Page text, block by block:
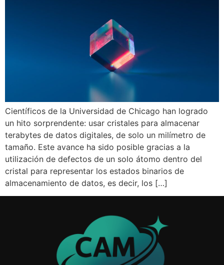
Científicos de la Universidad de Chicago han logrado
un hito sorprendente: usar cristales para almacenar
terabytes de datos digitales, de solo un milímetro de
tamaño. Este avance ha sido posible gracias a la
utilización de defectos de un solo átomo dentro del
cristal para representar los estados binarios de
almacenamiento de datos, es decir, los […]